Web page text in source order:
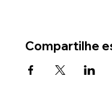
Compartilhe